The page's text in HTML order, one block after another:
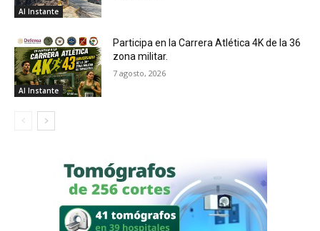
Al Instante
Al Instante
Participa en la Carrera Atlética 4K de la 36
zona militar.
7 agosto, 2026